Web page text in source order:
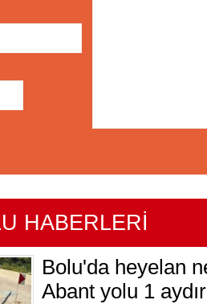
HABERLERİ
Bolu'da heyelan
Abant yolu 1